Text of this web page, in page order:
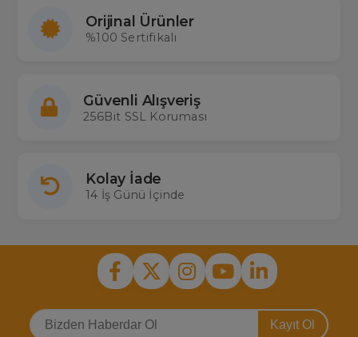
Orijinal Ürünler
%100 Sertifikalı
Güvenli Alışveriş
256Bit SSL Koruması
Kolay İade
14 İş Günü İçinde
Kayıt Ol